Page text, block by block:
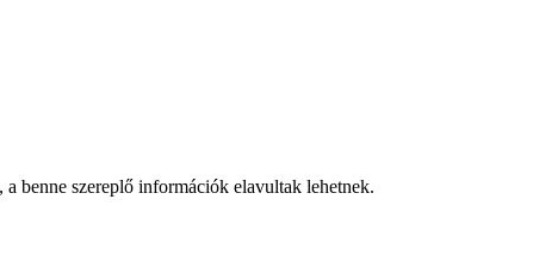
benne szereplő információk elavultak lehetnek.